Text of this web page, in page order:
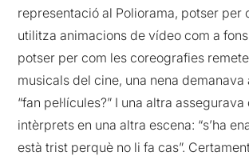
representació al Poliorama, potser per
utilitza animacions de vídeo com a
potser per com les coreografies
musicals del cine, una nena demanava
“fan pel·lícules?” I una altra assegurava
intèrprets en una altra escena: “s’ha
està trist perquè no li fa cas”.